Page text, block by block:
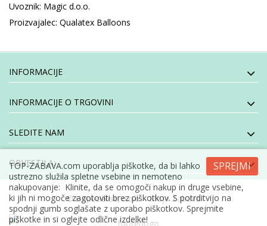
Uvoznik: Magic d.o.o.
Proizvajalec: Qualatex Balloons
INFORMACIJE
INFORMACIJE O TRGOVINI
SLEDITE NAM
OBVESTILA:
© E-specialisti, d.o.o- Moja Zabava
SPREJMI
TOP-ZABAVA.com uporablja piškotke, da bi lahko
ustrezno služila spletne vsebine in nemoteno
nakupovanje: Klinite, da se omogoči nakup in druge vsebine,
ki jih ni mogoče zagotoviti brez piškotkov. S potrditvijo na
spodnji gumb soglašate z uporabo piškotkov. Sprejmite
piškotke in si oglejte odlične izdelke!